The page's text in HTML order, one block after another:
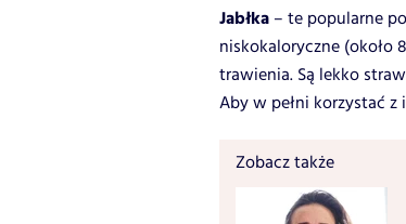
Jabłka – te popularne
niskokaloryczne (około
trawienia. Są lekko
Aby w pełni korzystać z
Zobacz także